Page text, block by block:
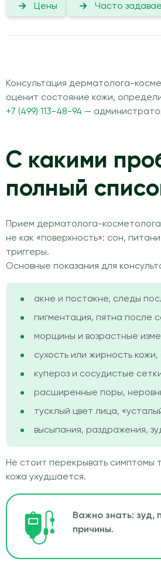
Цены Часто
Консультация дерматолога-
оценит состояние кожи,
+7 (499) 113-48-94 —
С какими
полный
Прием дерматолога-
не как «поверхность»: сон,
триггеры.
Основные показания для
акне и постакне, следы
пигментация, пятна после
морщины и возрастные
сухость или жирность
купероз и сосудистые
расширенные поры,
тусклый цвет лица,
высыпания, раздражения,
Не стоит перекрывать симптомы
кожа ухудшается.
Важно знать: зуд,
причины.